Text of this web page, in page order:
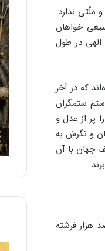
ملّتى ندارد.
خواهان
در طول
که در آخر
ستمگران
پر از عدل و
و نگرش به
جهان با آن
هزار فرشته